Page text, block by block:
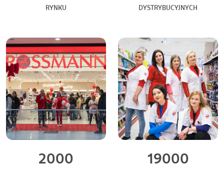
RYNKU
DYSTRYBUCYJNYCH
2000 19000